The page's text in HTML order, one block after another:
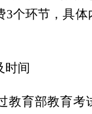
3个环节，具体
时间
教育部教育考